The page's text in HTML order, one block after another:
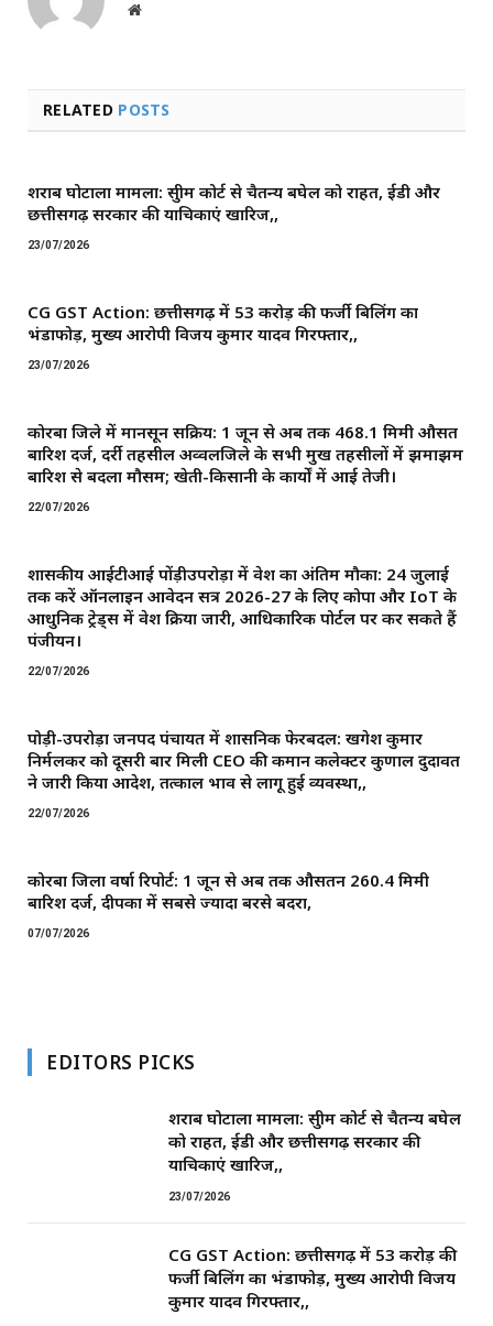
Website
RELATED POSTS
शराब घोटाला मामला: सुप्रीम कोर्ट से चैतन्य बघेल को राहत, ईडी और
छत्तीसगढ़ सरकार की याचिकाएं खारिज,,
23/07/2026
CG GST Action: छत्तीसगढ़ में 53 करोड़ की फर्जी बिलिंग का
भंडाफोड़, मुख्य आरोपी विजय कुमार यादव गिरफ्तार,,
23/07/2026
कोरबा जिले में मानसून सक्रिय: 1 जून से अब तक 468.1 मिमी औसत
बारिश दर्ज, दर्री तहसील अव्वलजिले के सभी प्रमुख तहसीलों में झमाझम
बारिश से बदला मौसम; खेती-किसानी के कार्यों में आई तेजी।
22/07/2026
शासकीय आईटीआई पोंड़ीउपरोड़ा में प्रवेश का अंतिम मौका: 24 जुलाई
तक करें ऑनलाइन आवेदन सत्र 2026-27 के लिए कोपा और IoT के
आधुनिक ट्रेड्स में प्रवेश प्रक्रिया जारी, आधिकारिक पोर्टल पर कर सकते हैं
पंजीयन।
22/07/2026
पोड़ी-उपरोड़ा जनपद पंचायत में प्रशासनिक फेरबदल: खगेश कुमार
निर्मलकर को दूसरी बार मिली CEO की कमान ​कलेक्टर कुणाल दुदावत
ने जारी किया आदेश, तत्काल प्रभाव से लागू हुई व्यवस्था,,
22/07/2026
कोरबा जिला वर्षा रिपोर्ट: 1 जून से अब तक औसतन 260.4 मिमी
बारिश दर्ज, दीपका में सबसे ज्यादा बरसे बदरा,
07/07/2026
EDITORS PICKS
शराब घोटाला मामला: सुप्रीम कोर्ट से चैतन्य बघेल
को राहत, ईडी और छत्तीसगढ़ सरकार की
याचिकाएं खारिज,,
23/07/2026
CG GST Action: छत्तीसगढ़ में 53 करोड़ की
फर्जी बिलिंग का भंडाफोड़, मुख्य आरोपी विजय
कुमार यादव गिरफ्तार,,